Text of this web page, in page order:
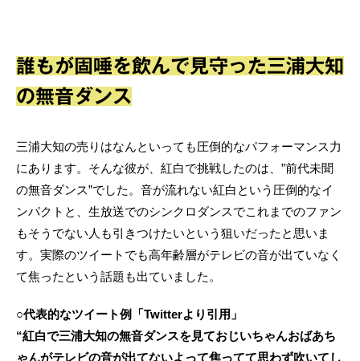
誰もが固唾を飲んで見守った三浦大知
の無音ダンス
三浦大知の売りはなんといっても圧倒的なパフォーマンス力
にあります。そんな彼が、紅白で挑戦したのは、”前代未聞
の無音ダンス”でした。音が流れない紅白という圧倒的なイ
ンパクトと、生放送でのシンクロダンスでこれまでのファン
もそうでない人も引きつけたいという狙いだったと思いま
す。実際のツイートでも高年齢層がテレビの音が出ていなく
て焦ったという話題も出ていました。
○代表的なツイート例「Twitterより引用」
“紅白で三浦大知の無音ダンスを見ておじいちゃんおばあち
ゃんがテレビの音が出てないよって焦ってて思わず吹いてし